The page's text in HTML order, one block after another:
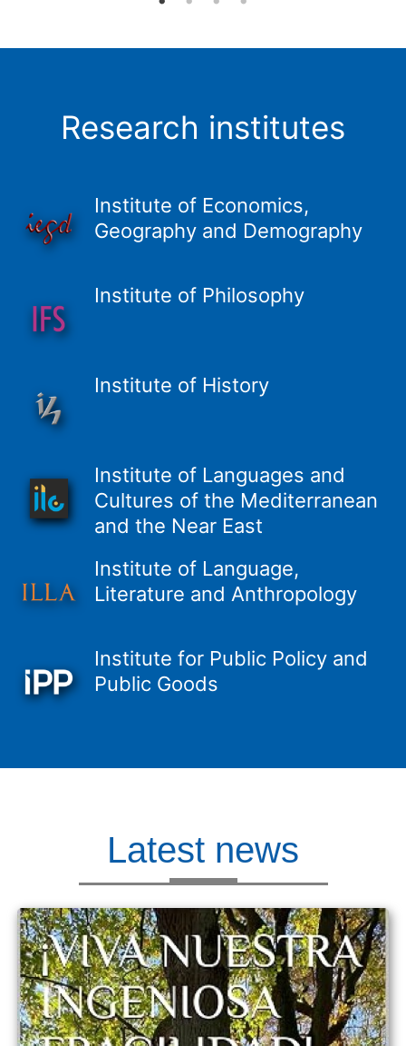
Research institutes
Institute of Economics,
Geography and Demography
Institute of Philosophy
Institute of History
Institute of Languages and
Cultures of the Mediterranean
and the Near East
Institute of Language,
Literature and Anthropology
Institute for Public Policy and
Public Goods
Latest news